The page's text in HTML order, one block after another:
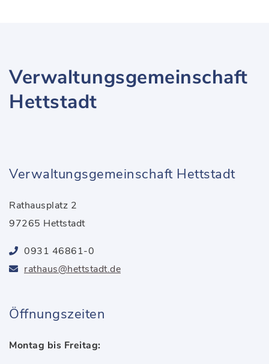
Verwaltungsgemeinschaft
Hettstadt
Verwaltungsgemeinschaft Hettstadt
Rathausplatz 2
97265 Hettstadt
0931 46861-0
rathaus@hettstadt.de
Öffnungszeiten
Montag bis Freitag: